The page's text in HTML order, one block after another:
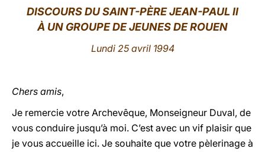
中文
DISCOURS DU SAINT-PÈRE JEAN-PAUL II
À UN GROUPE DE JEUNES DE ROUEN
Lundi 25 avril 1994
Chers amis,
Je remercie votre Archevêque, Monseigneur Duval, de
vous conduire jusqu’à moi. C’est avec un vif plaisir que
je vous accueille ici. Je souhaite que votre pèlerinage à